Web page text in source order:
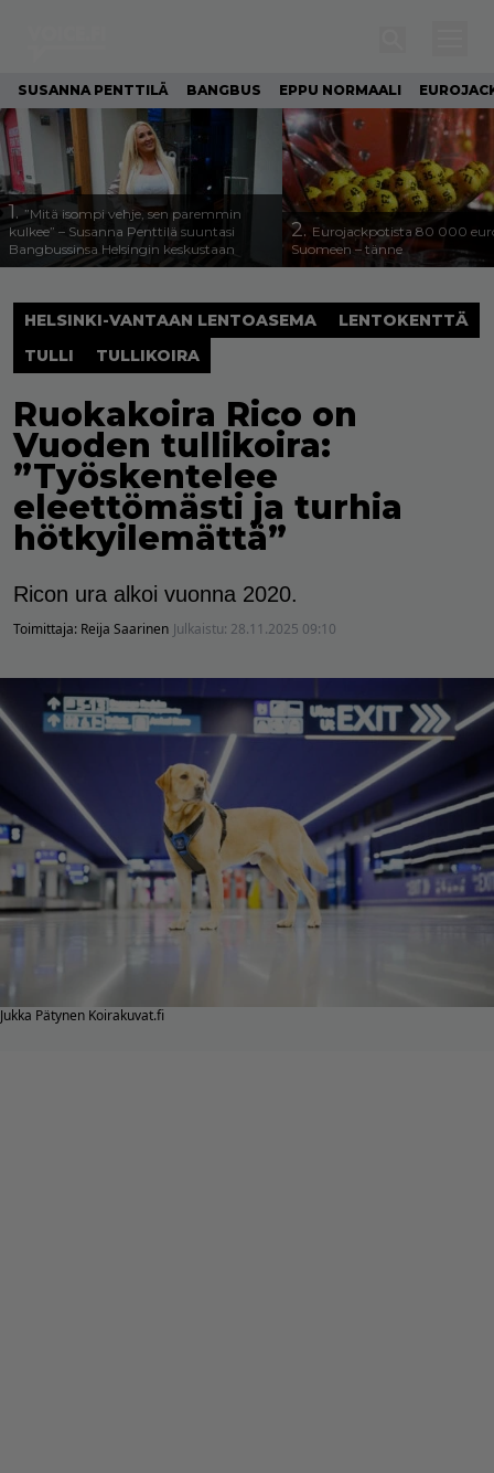
SUSANNA PENTTILÄ BANGBUS EPPU NORMAALI
1.”Mitä isompi vehje, sen paremmin
kulkee” – Susanna Penttilä suuntasi
Bangbussinsa Helsingin keskustaan
2. Eurojackpotista 80 000
Suomeen – tänne
HELSINKI-VANTAAN LENTOASEMA
LENTOKENTTÄ
TULLI
TULLIKOIRA
Ruokakoira Rico on
Vuoden tullikoira:
”Työskentelee
eleettömästi ja turhia
hötkyilemättä”
Ricon ura alkoi vuonna 2020.
Toimittaja: Reija Saarinen Julkaistu: 28.11.2025 09:10
Jukka Pätynen Koirakuvat.fi